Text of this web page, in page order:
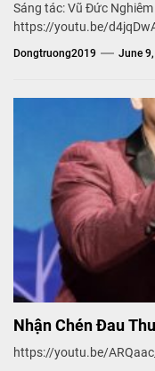
Sáng tác: Vũ Đức
https://youtu.be/
Dongtruong2019 June
Nhận Chén Đau
https://youtu.be/